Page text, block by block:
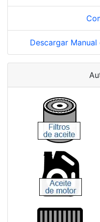
Descargar